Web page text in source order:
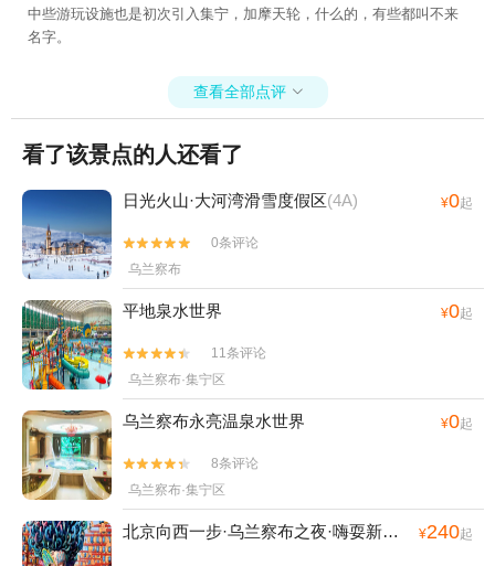
中些游玩设施也是初次引入集宁，加摩天轮，什么的，有些都叫不来
名字。
查看全部点评 
看了该景点的人还看了
日光火山·大河湾滑雪度假区(4A) ¥0起


0条评论
乌兰察布
平地泉水世界 ¥0起


11条评论
乌兰察布·集宁区
乌兰察布永亮温泉水世界 ¥0起


8条评论
乌兰察布·集宁区
北京向西一步·乌兰察布之夜·嗨耍新天地 ¥240起